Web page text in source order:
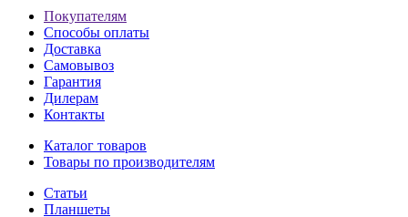
Покупателям
Способы оплаты
Доставка
Самовывоз
Гарантия
Дилерам
Контакты
Каталог товаров
Товары по производителям
Статьи
Планшеты